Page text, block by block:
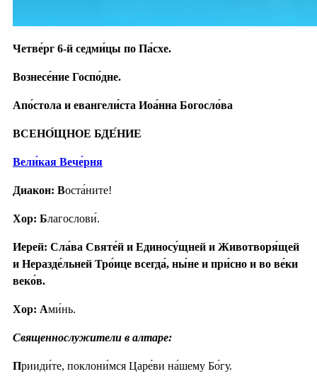
Четве́рг 6-й седми́цы по Па́схе.
Вознесе́ние Госпо́дне.
Апо́стола и евангели́ста Иоа́нна Богосло́ва
ВСЕНО́ЩНОЕ БДЕ́НИЕ
Вели́кая Вече́рня
Диакон: Воста́ните!
Хор: Благослови́.
Иерей: Сла́ва Святе́й и Единосу́щней и Животворя́щей
и Неразде́льней Тро́ице всегда́, ны́не и при́сно и во ве́ки
веко́в.
Хор: Ами́нь.
Священнослужители в алтаре:
Прииди́те, поклони́мся Царе́ви на́шему Бо́гу.